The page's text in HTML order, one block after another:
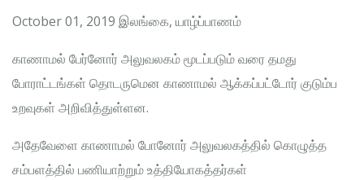
October 01, 2019 இலங்கை, யாழ்ப்பாணம்
காணாமல் பேர்னோர் அலுவலகம் மூடப்படும் வரை தமது
போராட்டங்கள் தொடருமென காணாமல் ஆக்கப்பட்டோர் குடும்ப
உறவுகள் அறிவித்துள்ளன.
அதேவேளை காணாமல் போனோர் அலுவலகத்தில் கொழுத்த
சம்பளத்தில் பணியாற்றும் உத்தியோகத்தர்கள்